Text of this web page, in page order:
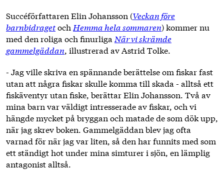
Succéförfattaren Elin Johansson (Veckan före
barnbidragetoch Hemma hela sommaren) kommer nu
med den roliga och finurliga När vi skrämde
gammelgäddan, illustrerad av Astrid Tolke.
- Jag ville skriva en spännande berättelse om fiskar fast
utan att några fiskar skulle komma till skada - alltså ett
fiskäventyr utan fiske, berättar Elin Johansson. Två av
mina barn var väldigt intresserade av fiskar, och vi
hängde mycket på bryggan och matade de som dök upp,
när jag skrev boken. Gammelgäddan blev jag ofta
varnad för när jag var liten, så den har funnits med som
ett ständigt hot under mina simturer i sjön, en lämplig
antagonist alltså.